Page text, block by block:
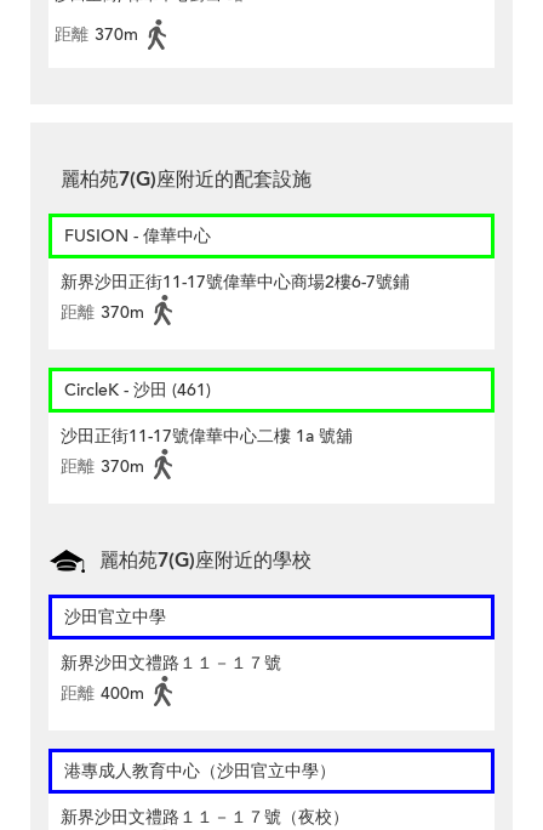
距離 370m
麗柏苑7(G)座附近的配套設施
FUSION - 偉華中心
新界沙田正街11-17號偉華中心商場2樓6-7號鋪
距離 370m
CircleK - 沙田 (461)
沙田正街11-17號偉華中心二樓 1a 號舖
距離 370m
麗柏苑7(G)座附近的學校
沙田官立中學
新界沙田文禮路１１－１７號
距離 400m
港專成人教育中心（沙田官立中學）
新界沙田文禮路１１－１７號（夜校）